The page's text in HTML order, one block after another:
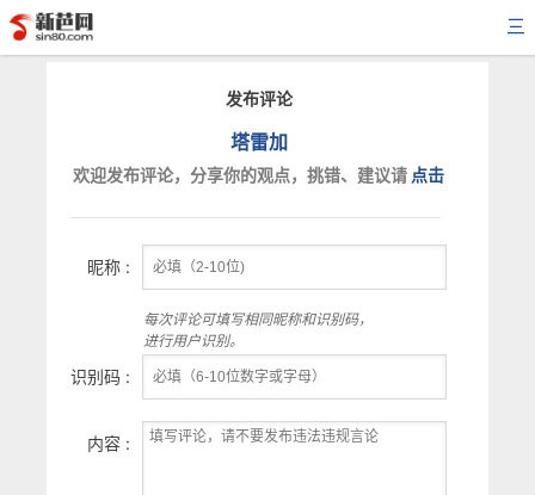
三
发布评论
塔雷加
欢迎发布评论，分享你的观点，挑错、建议请 点击
昵称 :
每次评论可填写相同昵称和识别码，
进行用户识别。
识别码 :
内容 :